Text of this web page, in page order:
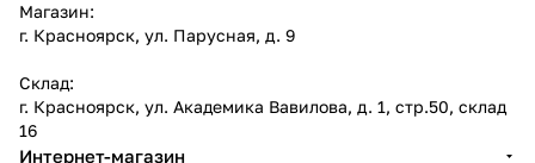
Магазин:
г. Красноярск, ул. Парусная, д. 9
Склад:
г. Красноярск, ул. Академика Вавилова, д. 1, стр.50, склад
16
Интернет-магазин